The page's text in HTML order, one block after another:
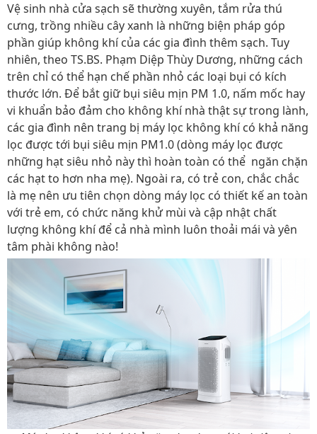
Vệ sinh nhà cửa sạch sẽ thường xuyên, tắm rửa thú
cưng, trồng nhiều cây xanh là những biện pháp góp
phần giúp không khí của các gia đình thêm sạch. Tuy
nhiên, theo TS.BS. Phạm Diệp Thùy Dương, những cách
trên chỉ có thể hạn chế phần nhỏ các loại bụi có kích
thước lớn. Để bắt giữ bụi siêu mịn PM 1.0, nấm mốc hay
vi khuẩn bảo đảm cho không khí nhà thật sự trong lành,
các gia đình nên trang bị máy lọc không khí có khả năng
lọc được tới bụi siêu mịn PM1.0 (dòng máy lọc được
những hạt siêu nhỏ này thì hoàn toàn có thể ngăn chặn
các hạt to hơn nha mẹ). Ngoài ra, có trẻ con, chắc chắc
là mẹ nên ưu tiên chọn dòng máy lọc có thiết kế an toàn
với trẻ em, có chức năng khử mùi và cập nhật chất
lượng không khí để cả nhà mình luôn thoải mái và yên
tâm phài không nào!